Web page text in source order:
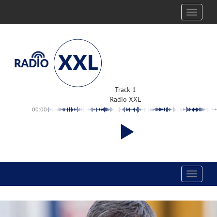
Toggle
Track 1
Radio XXL
00:00
Toggle